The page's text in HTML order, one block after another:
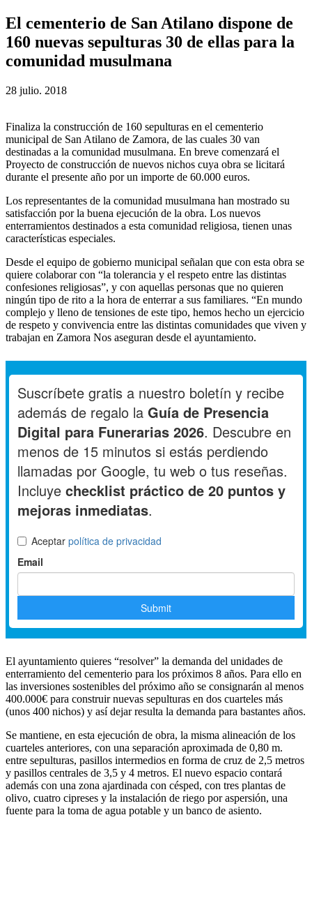
El cementerio de San Atilano dispone de
160 nuevas sepulturas 30 de ellas para la
comunidad musulmana
28 julio. 2018
Finaliza la construcción de 160 sepulturas en el cementerio
municipal de San Atilano de Zamora, de las cuales 30 van
destinadas a la comunidad musulmana. En breve comenzará el
Proyecto de construcción de nuevos nichos cuya obra se licitará
durante el presente año por un importe de 60.000 euros.
Los representantes de la comunidad musulmana han mostrado su
satisfacción por la buena ejecución de la obra. Los nuevos
enterramientos destinados a esta comunidad religiosa, tienen unas
características especiales.
Desde el equipo de gobierno municipal señalan que con esta obra se
quiere colaborar con “la tolerancia y el respeto entre las distintas
confesiones religiosas”, y con aquellas personas que no quieren
ningún tipo de rito a la hora de enterrar a sus familiares. “En mundo
complejo y lleno de tensiones de este tipo, hemos hecho un ejercicio
de respeto y convivencia entre las distintas comunidades que viven y
trabajan en Zamora Nos aseguran desde el ayuntamiento.
El ayuntamiento quieres “resolver” la demanda del unidades de
enterramiento del cementerio para los próximos 8 años. Para ello en
las inversiones sostenibles del próximo año se consignarán al menos
400.000€ para construir nuevas sepulturas en dos cuarteles más
(unos 400 nichos) y así dejar resulta la demanda para bastantes años.
Se mantiene, en esta ejecución de obra, la misma alineación de los
cuarteles anteriores, con una separación aproximada de 0,80 m.
entre sepulturas, pasillos intermedios en forma de cruz de 2,5 metros
y pasillos centrales de 3,5 y 4 metros. El nuevo espacio contará
además con una zona ajardinada con césped, con tres plantas de
olivo, cuatro cipreses y la instalación de riego por aspersión, una
fuente para la toma de agua potable y un banco de asiento.